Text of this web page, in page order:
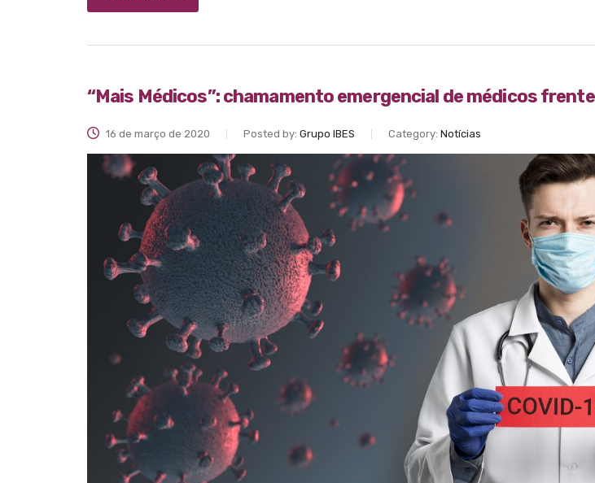
“Mais Médicos”: chamamento emergencial de médicos
16 de março de 2020 Posted by: Grupo IBES Category: Notícias